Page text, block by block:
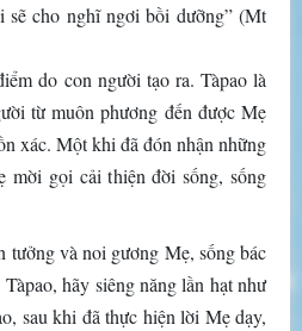
sẽ cho nghĩ ngơi bồi dưỡng” (Mt
do con người tạo ra. Tàpao là
từ muôn phương đến được Mẹ
xác. Một khi đã đón nhận những
mời gọi cải thiện đời sống, sống
và noi gương Mẹ, sống bác
hãy siêng năng lần hạt như
sau khi đã thực hiện lời Mẹ dạy,